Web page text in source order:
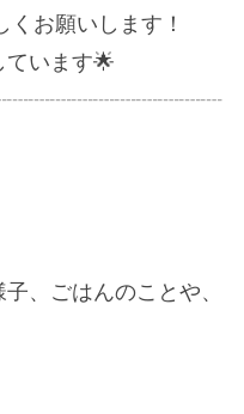
お願いします！
ています🌟
、ごはんのことや、